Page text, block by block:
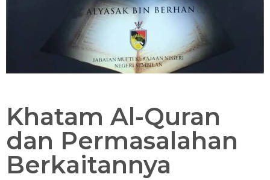
Khatam Al-Quran
dan Permasalahan
Berkaitannya